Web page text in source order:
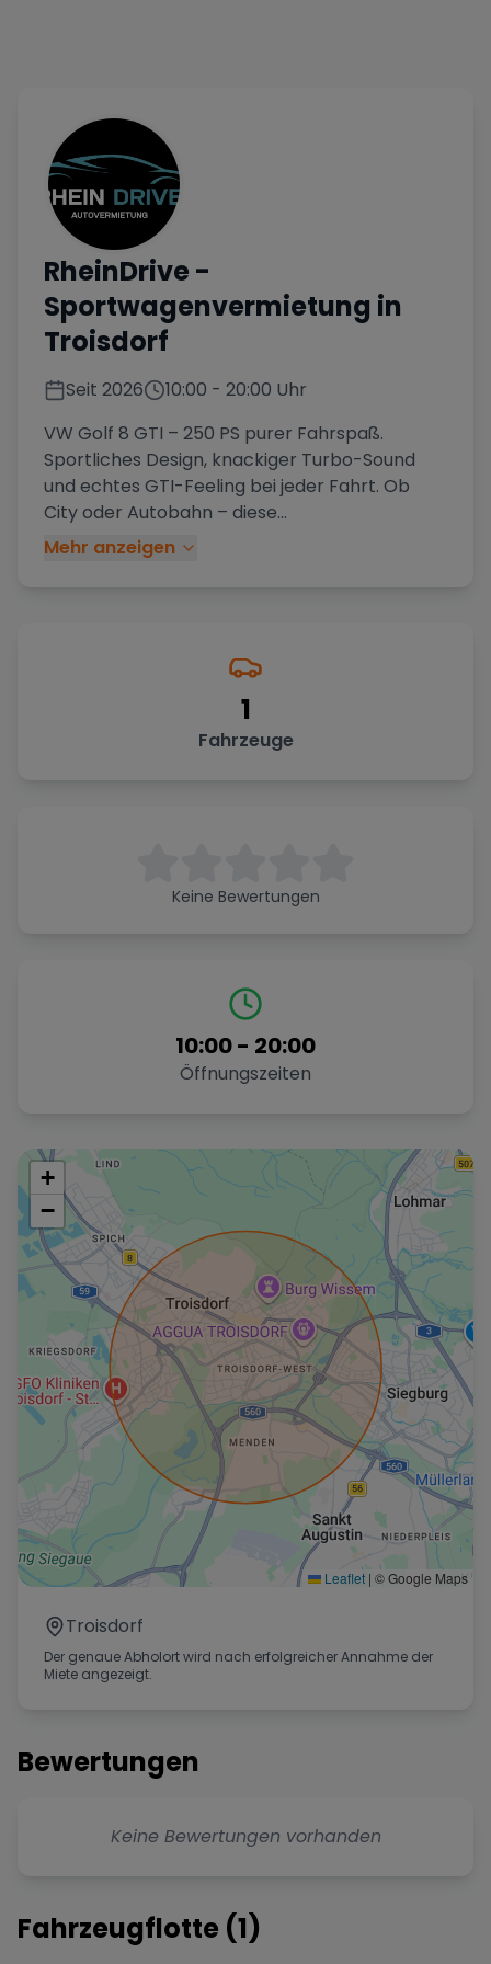
RheinDrive -
Sportwagenvermietung in
Troisdorf
Seit 2026 10:00 - 20:00 Uhr
VW Golf 8 GTI – 250 PS purer Fahrspaß.
Sportliches Design, knackiger Turbo-Sound
und echtes GTI-Feeling bei jeder Fahrt. Ob
City oder Autobahn – diese...
Mehr anzeigen
1
Fahrzeuge
Keine Bewertungen
10:00- 20:00
Öffnungszeiten
+
−
Leaflet | © Google Maps
Troisdorf
Der genaue Abholort wird nach erfolgreicher Annahme der
Miete angezeigt.
Bewertungen
Keine Bewertungen vorhanden
Fahrzeugflotte (1)